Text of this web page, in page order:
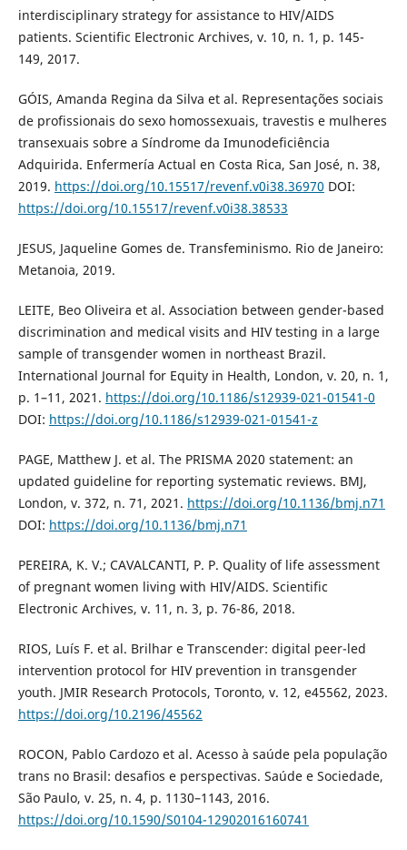
interdisciplinary strategy for assistance to HIV/AIDS
patients. Scientific Electronic Archives, v. 10, n. 1, p. 145-
149, 2017.
GÓIS, Amanda Regina da Silva et al. Representações sociais
de profissionais do sexo homossexuais, travestis e mulheres
transexuais sobre a Síndrome da Imunodeficiência
Adquirida. Enfermería Actual en Costa Rica, San José, n. 38,
2019. https://doi.org/10.15517/revenf.v0i38.36970 DOI:
https://doi.org/10.15517/revenf.v0i38.38533
JESUS, Jaqueline Gomes de. Transfeminismo. Rio de Janeiro:
Metanoia, 2019.
LEITE, Beo Oliveira et al. Association between gender-based
discrimination and medical visits and HIV testing in a large
sample of transgender women in northeast Brazil.
International Journal for Equity in Health, London, v. 20, n. 1,
p. 1–11, 2021. https://doi.org/10.1186/s12939-021-01541-0
DOI: https://doi.org/10.1186/s12939-021-01541-z
PAGE, Matthew J. et al. The PRISMA 2020 statement: an
updated guideline for reporting systematic reviews. BMJ,
London, v. 372, n. 71, 2021. https://doi.org/10.1136/bmj.n71
DOI: https://doi.org/10.1136/bmj.n71
PEREIRA, K. V.; CAVALCANTI, P. P. Quality of life assessment
of pregnant women living with HIV/AIDS. Scientific
Electronic Archives, v. 11, n. 3, p. 76-86, 2018.
RIOS, Luís F. et al. Brilhar e Transcender: digital peer-led
intervention protocol for HIV prevention in transgender
youth. JMIR Research Protocols, Toronto, v. 12, e45562, 2023.
https://doi.org/10.2196/45562
ROCON, Pablo Cardozo et al. Acesso à saúde pela população
trans no Brasil: desafios e perspectivas. Saúde e Sociedade,
São Paulo, v. 25, n. 4, p. 1130–1143, 2016.
https://doi.org/10.1590/S0104-12902016160741